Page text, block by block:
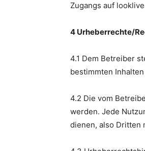
Zugangs auf
4 Urheberrechte/
4.1 Dem Betreiber
bestimmten Inhalten
4.2 Die vom
werden. Jede
dienen, also Dritten